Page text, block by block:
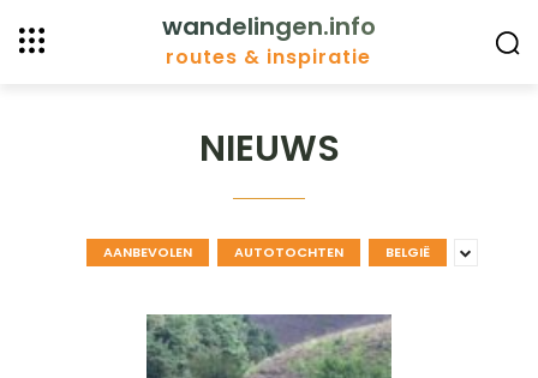
wandelingen.info
routes & inspiratie
NIEUWS
AANBEVOLEN AUTOTOCHTEN BELGIË